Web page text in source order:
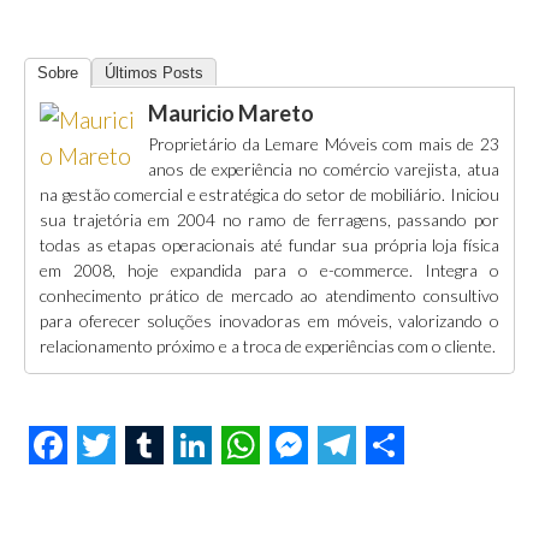
Sobre Últimos Posts
Mauricio Mareto
Proprietário da Lemare Móveis com mais de 23
anos de experiência no comércio varejista, atua
na gestão comercial e estratégica do setor de mobiliário. Iniciou
sua trajetória em 2004 no ramo de ferragens, passando por
todas as etapas operacionais até fundar sua própria loja física
em 2008, hoje expandida para o e-commerce. Integra o
conhecimento prático de mercado ao atendimento consultivo
para oferecer soluções inovadoras em móveis, valorizando o
relacionamento próximo e a troca de experiências com o cliente.